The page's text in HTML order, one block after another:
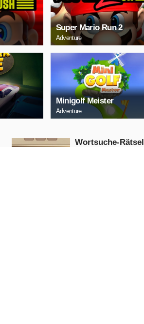
Super Mario Run 2
Adventure
Minigolf Meister
Adventure
Wortsuche-Rätsel